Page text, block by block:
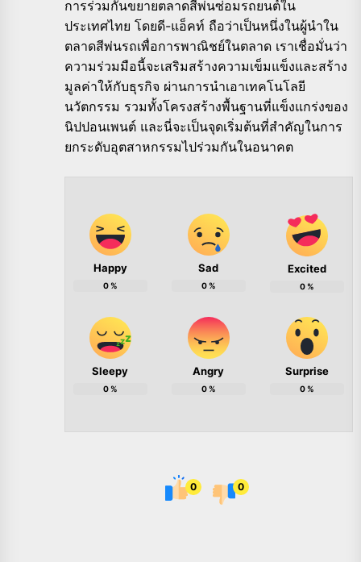
การร่วมกันขยายตลาดสีพ่นซ่อมรถยนต์ใน
ประเทศไทย โดยดี-แอ็คท์ ถือว่าเป็นหนึ่งในผู้นำใน
ตลาดสีพ่นรถเพื่อการพาณิชย์ในตลาด เราเชื่อมั่นว่า
ความร่วมมือนี้จะเสริมสร้างความเข็มแข็งและสร้าง
มูลค่าให้กับธุรกิจ ผ่านการนำเอาเทคโนโลยี
นวัตกรรม รวมทั้งโครงสร้างพื้นฐานที่แข็งแกร่งของ
นิปปอนเพนต์ และนี่จะเป็นจุดเริ่มต้นที่สำคัญในการ
ยกระดับอุตสาหกรรมไปร่วมกันในอนาคต
Happy
0%
Sad
0%
Excited
0%
Sleepy
0%
Angry
0%
Surprise
0%
0 0